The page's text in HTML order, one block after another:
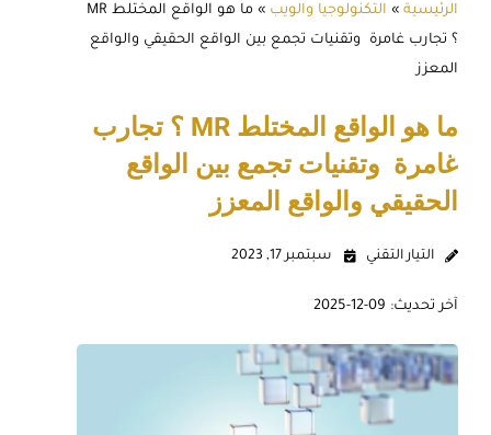
الرئيسية » التكنولوجيا والويب »
ما هو الواقع المختلط MR
؟ تجارب غامرة وتقنيات تجمع بين الواقع الحقيقي والواقع
المعزز
ما هو الواقع المختلط MR ؟ تجارب
غامرة وتقنيات تجمع بين الواقع
الحقيقي والواقع المعزز
التيار التقني سبتمبر 17, 2023
آخر تحديث: 09-12-2025